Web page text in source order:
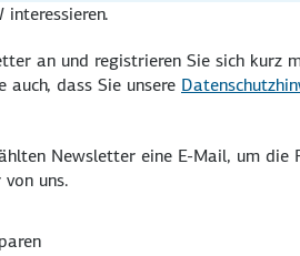
an und registrieren Sie sich kurz
auch, dass Sie unsere
Newsletter eine E-Mail, um die
uns.